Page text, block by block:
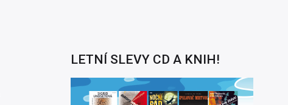
LETNÍ SLEVY CD A KNIH!